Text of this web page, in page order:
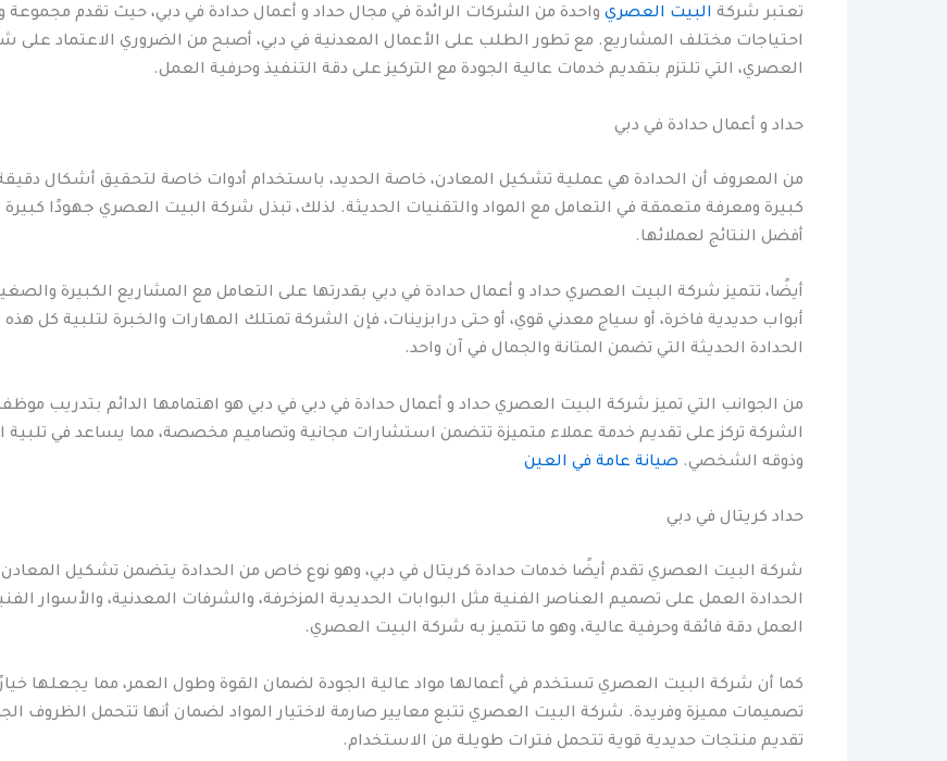
تعتبر شركة البيت العصري واحدة من الشركات الرائدة في مجال حداد و أعمال حدادة في دبي، حيث تقدم مجموعة
احتياجات مختلف المشاريع. مع تطور الطلب على الأعمال المعدنية في دبي، أصبح من الضروري الاعتماد
العصري، التي تلتزم بتقديم خدمات عالية الجودة مع التركيز على دقة التنفيذ وحرفية العمل.
حداد و أعمال حدادة في دبي
من المعروف أن الحدادة هي عملية تشكيل المعادن، خاصة الحديد، باستخدام أدوات خاصة لتحقيق أشكال
كبيرة ومعرفة متعمقة في التعامل مع المواد والتقنيات الحديثة. لذلك، تبذل شركة البيت العصري جهودًا
أفضل النتائج لعملائها.
أيضًا، تتميز شركة البيت العصري حداد و أعمال حدادة في دبي بقدرتها على التعامل مع المشاريع الكبيرة
أبواب حديدية فاخرة، أو سياج معدني قوي، أو حتى درابزينات، فإن الشركة تمتلك المهارات والخبرة لتلبية كل
الحدادة الحديثة التي تضمن المتانة والجمال في آن واحد.
من الجوانب التي تميز شركة البيت العصري حداد و أعمال حدادة في دبي في دبي هو اهتمامها الدائم بتدريب
الشركة تركز على تقديم خدمة عملاء متميزة تتضمن استشارات مجانية وتصاميم مخصصة، مما يساعد في
وذوقه الشخصي. صيانة عامة في العين
حداد كريتال في دبي
شركة البيت العصري تقدم أيضًا خدمات حدادة كريتال في دبي، وهو نوع خاص من الحدادة يتضمن تشكيل
الحدادة العمل على تصميم العناصر الفنية مثل البوابات الحديدية المزخرفة، والشرفات المعدنية، والأسوار
العمل دقة فائقة وحرفية عالية، وهو ما تتميز به شركة البيت العصري.
كما أن شركة البيت العصري تستخدم في أعمالها مواد عالية الجودة لضمان القوة وطول العمر، مما يجعلها
تصميمات مميزة وفريدة. شركة البيت العصري تتبع معايير صارمة لاختيار المواد لضمان أنها تتحمل الظروف
تقديم منتجات حديدية قوية تتحمل فترات طويلة من الاستخدام.